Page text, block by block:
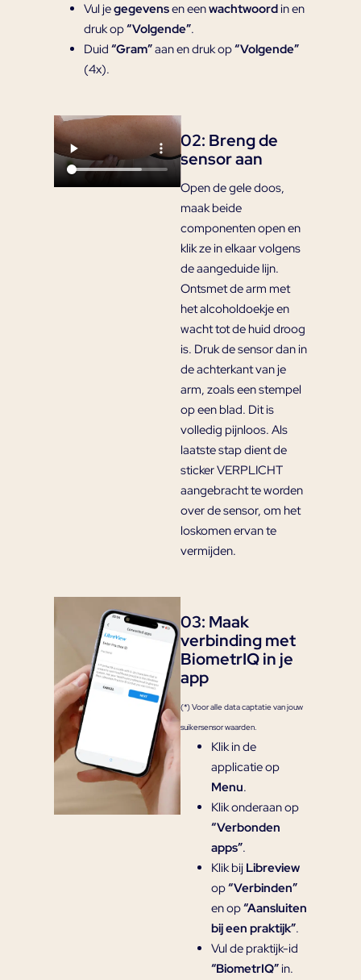
Vul jegegevensen eenwachtwoordin en
druk op“Volgende”.
Duid “Gram”aan en druk op“Volgende”
(4x).
02: Breng de
sensor aan
Open de gele doos,
maak beide
componenten open en
klik ze in elkaar volgens
de aangeduide lijn.
Ontsmet de arm met
het alcoholdoekje en
wacht tot de huid droog
is. Druk de sensor dan in
de achterkant van je
arm, zoals een stempel
op een blad. Dit is
volledig pijnloos. Als
laatste stap dient de
sticker VERPLICHT
aangebracht te worden
over de sensor, om het
loskomen ervan te
vermijden.
03: Maak
verbinding met
BiometrIQ in je
app
(*) Voor alle data captatie van jouw
suikersensor waarden.
Klik in de
applicatie op
Menu.
Klik onderaan op
“Verbonden
apps”.
Klik bij Libreview
op“Verbinden”
en op“Aansluiten
bij een praktijk”.
Vul de praktijk-id
“BiometrIQ”in.